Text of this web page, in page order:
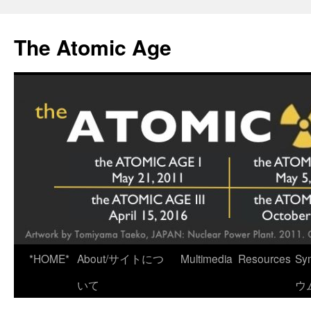
content
The Atomic Age
*HOME* About/サイトにつ
いて
Multimedia Resources
ウ